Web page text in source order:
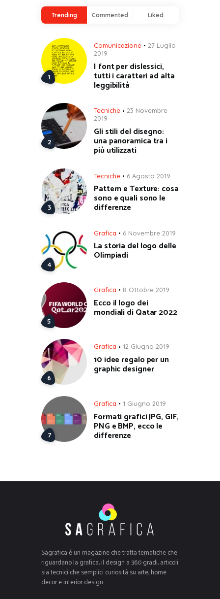
Trending Commented Liked
Comunicazione
27 Luglio
2019
I font per dislessici,
tutti i caratteri ad alta
leggibilità
Tecniche
23 Novembre
2019
Gli stili del disegno:
una panoramica tra i
più utilizzati
Tecniche 6 Agosto 2019
Pattern e Texture: cosa
sono e quali sono le
differenze
Grafica 6 Novembre 2019
La storia del logo delle
Olimpiadi
Grafica 8 Ottobre 2019
Ecco il logo dei
mondiali di Qatar 2022
Grafica 12 Giugno 2019
10 idee regalo per un
graphic designer
Grafica 1 Giugno 2019
Formati grafici JPG, GIF,
PNG e BMP, ecco le
differenze
Sagrafica è un magazine che tratta tematiche che
riguardano la grafica, il design a 360 gradi, articoli
sia tecnici che semplici curiosità su arte, home
decor e interior design.